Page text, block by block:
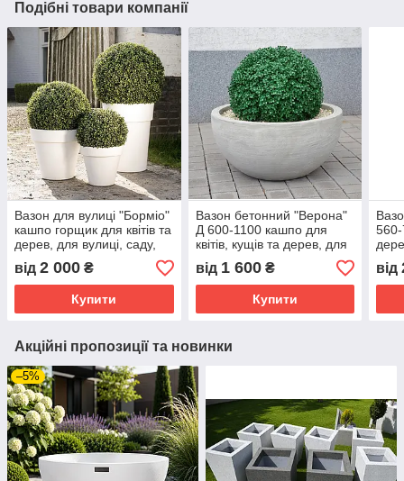
Подібні товари компанії
Вазон для вулиці "Борміо"
кашпо горщик для квітів та
дерев, для вулиці, саду,
від 2 000 ₴
Купити
Вазон бетонний "Верона"
Д 600-1100 кашпо для
квітів, кущів та дерев, для
тераси
від 1 600₴
Купити
560-
від
Акційні пропозиції та новинки
–5%